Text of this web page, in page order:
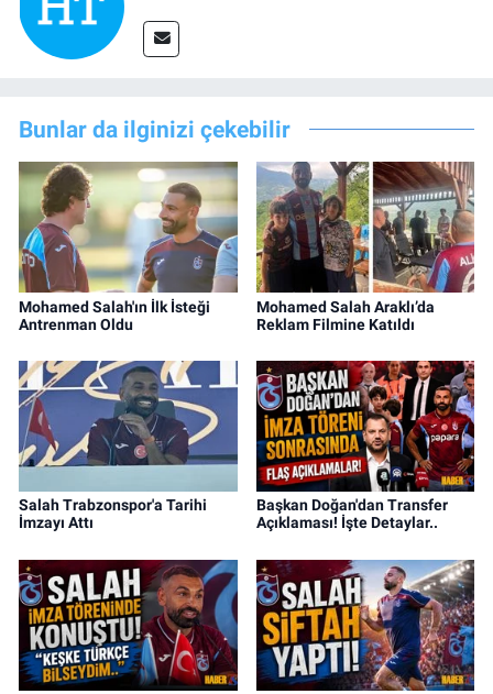
Bunlar da ilginizi çekebilir
Mohamed Salah'ın İlk İsteği
Antrenman Oldu
Mohamed Salah Araklı’da
Reklam Filmine Katıldı
Salah Trabzonspor'a Tarihi
İmzayı Attı
Başkan Doğan'dan Transfer
Açıklaması! İşte Detaylar..